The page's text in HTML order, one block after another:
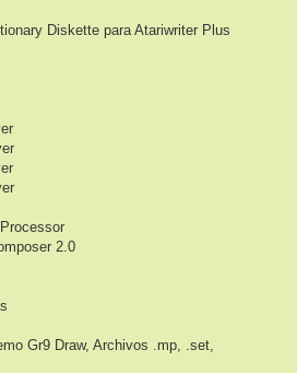
Diskette para Atariwriter Plus
2.0
Gr9 Draw, Archivos .mp, .set,